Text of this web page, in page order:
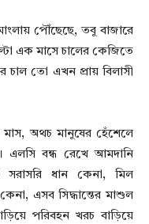
পৌঁছেছে, তবু বাজারে
এক মাসে চালের কেজিতে
তো এখন প্রায় বিলাসী
অথচ মানুষের হেঁশেলে
বন্ধ রেখে আমদানি
ধান কেনা, মিল
এসব সিদ্ধান্তের মাশুল
পরিবহন খরচ বাড়িয়ে